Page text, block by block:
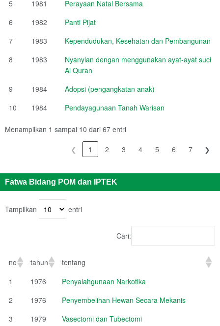
5
1981
Perayaan Natal Bersama
6
1982
Panti Pijat
7
1983
Kependudukan, Kesehatan dan Pembangunan
8
1983
Nyanyian dengan menggunakan ayat-ayat suci
Al Quran
9
1984
Adopsi (pengangkatan anak)
10
1984 Pendayagunaan Tanah Warisan
Menampilkan 1 sampai 10 dari 67 entri
❮ 1 2 3 4 5 6 7 ❯
Fatwa Bidang POM dan IPTEK
Tampilkan entri
Cari:
no tahun
tentang
1
1976
Penyalahgunaan Narkotika
2
1976
Penyembelihan Hewan Secara Mekanis
3
1979
Vasectomi dan Tubectomi